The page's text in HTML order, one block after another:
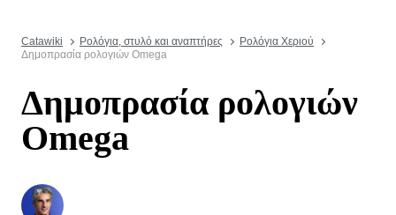
Catawiki Ρολόγια, στυλό και αναπτήρες
Ρολόγια Χεριού
Δημοπρασία ρολογιών Omega
Δημοπρασία ρολογιών
Omega